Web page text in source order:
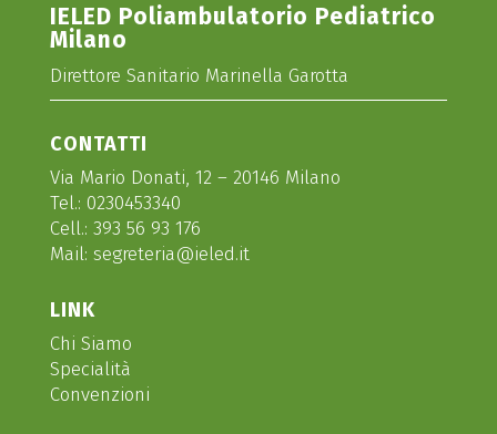
IELED Poliambulatorio Pediatrico
Milano
Direttore Sanitario Marinella Garotta
CONTATTI
Via Mario Donati, 12 – 20146 Milano
Tel.: 0230453340
Cell.: 393 56 93 176
Mail: segreteria@ieled.it
LINK
Chi Siamo
Specialità
Convenzioni